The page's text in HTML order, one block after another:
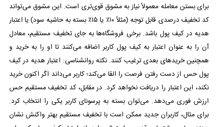
برای بستن معامله معمولاً نیاز به مشوق قوی‌تری است. این مشوق می‌تواند
کد تخفیف درصدی قابل توجه (مثلاً ۱۰٪ یا ۱۵٪ بسته به حاشیه سود) یا اعتبار
هدیه در کیف پول باشد. برخی فروشگاه‌ها به جای تخفیف مستقیم، معادل
آن را به عنوان اعتبار به کیف پول کاربر اضافه می‌کنند تا او را به خرید و
همچنین خریدهای بعدی ترغیب کنند. نکته روانشناسی: اعتبار هدیه در کیف
پول حس از دست رفتن فرصت را القا می‌کند؛ کاربر می‌داند اگر اکنون خرید
نکند، این اعتبار را دریافت نخواهد کرد. در مقابل، کد تخفیف مستقیم حس
ارزش فوری می‌دهد. می‌توان بسته به پرسونای کاربر یکی را انتخاب کرد.
برای مثال، کاربران جدید ممکن است با تخفیف مستقیم بهتر واکنش نشان